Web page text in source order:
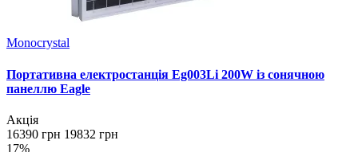
Monocrystal
Портативна електростанція Eg003Li 200W із сонячною
панеллю Eagle
Акція
16390 грн 19832 грн
17%